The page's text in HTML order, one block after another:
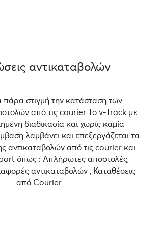
αντικαταβολών
πάρα στιγμή την κατάσταση των
από τις courier Το v-Track με
διαδικασία και χωρίς καμία
λαμβάνει και επεξεργάζεται τα
αντικαταβολών από τις courier και
όπως : Απλήρωτες αποστολές,
αντικαταβολών , Καταθέσεις
από Courier